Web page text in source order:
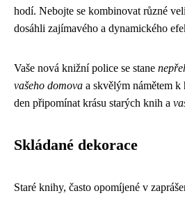
hodí. Nebojte se kombinovat různé
dosáhli zajímavého a dynamického
Vaše nová knižní police se stane
vašeho domova a skvělým námětem
den připomínat krásu starých knih a
Skládané dekorace
Staré knihy, často opomíjené v